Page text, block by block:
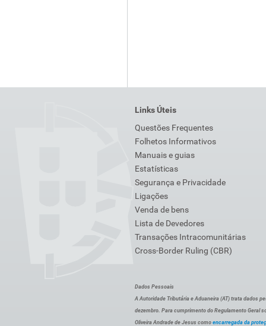
Links Úteis
Questões Frequentes
Folhetos Informativos
Manuais e guias
Estatísticas
Segurança e Privacidade
Ligações
Venda de bens
Lista de Devedores
Transações Intracomunitárias
Cross-Border Ruling (CBR)
Dados Pessoais
A Autoridade Tributária e Aduaneira (AT) trata dados
dezembro. Para cumprimento do Regulamento Geral
Oliveira Andrade de Jesus como encarregada da